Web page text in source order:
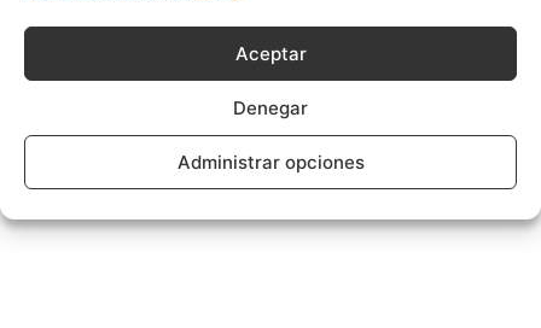
Aceptar
Denegar
Administrar opciones